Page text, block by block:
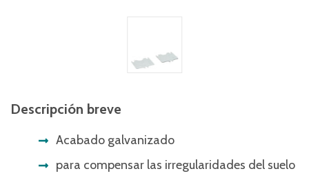
Descripción breve
Acabado galvanizado
para compensar las irregularidades del suelo